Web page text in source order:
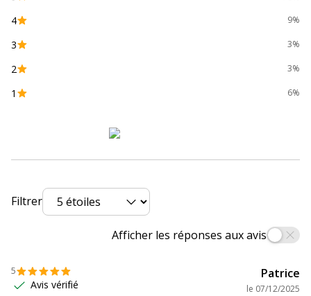
Avec bouchon
Largeur de la ligne
Largeur maximum de la
1.5 mm
Type d'embout
4 9%
3 3%
2 3%
1 6%
Filtrer
Afficher les réponses aux avis
5
Avis vérifié
Patrice
le 07/12/2025